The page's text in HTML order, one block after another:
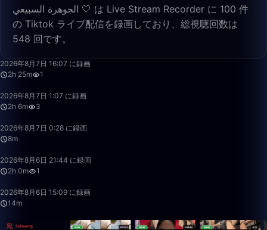
الجوهرة السبيعي 🤍 は Live Stream Recorder に 100 件
の Tiktok ライブ配信を録画しており、総視聴回数は
548 回です。
2026年8月7日 16:07 に録画
2h 25m
1
2026年8月7日 1:07 に録画
2h 6m
3
2026年8月7日 0:28 に録画
8m
2026年8月6日 21:44 に録画
2h 0m
1
2026年8月6日 15:09 に録画
14m